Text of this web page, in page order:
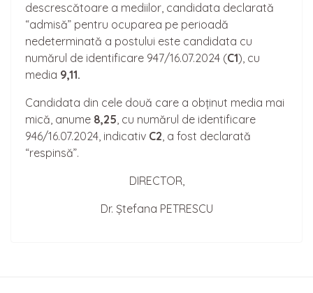
descrescătoare a mediilor, candidata declarată
“admisă” pentru ocuparea pe perioadă
nedeterminată a postului este candidata cu
numărul de identificare 947/16.07.2024 (C1), cu
media 9,11.
Candidata din cele două care a obținut media mai
mică, anume 8,25, cu numărul de identificare
946/16.07.2024, indicativ C2, a fost declarată
“respinsă”.
DIRECTOR,
Dr. Ștefana PETRESCU